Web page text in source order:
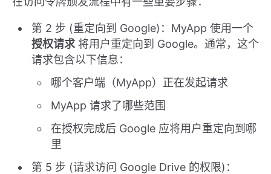
第 2 步 (重定向到 Google)：MyApp 使用一个
授权请求将用户重定向到 Google。通常，这个
请求包含以下信息：
哪个客户端（MyApp）正在发起请求
MyApp 请求了哪些范围
在授权完成后 Google 应将用户重定向到哪
里
第 5 步 (请求访问 Google Drive 的权限)：